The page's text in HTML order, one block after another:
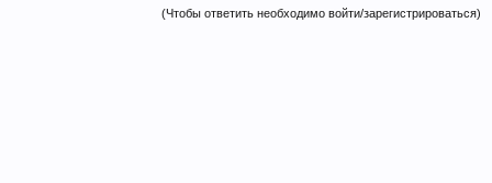
(Чтобы ответить необходимо войти/зарегистрироваться)